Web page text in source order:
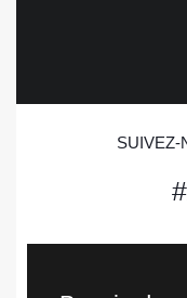
SUIVEZ-